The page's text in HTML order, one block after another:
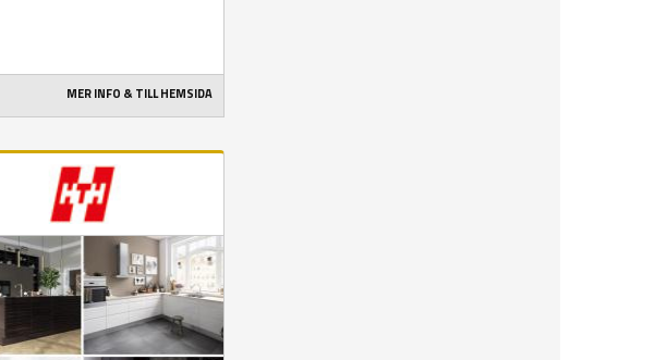
MER INFO & TILL HEMSIDA